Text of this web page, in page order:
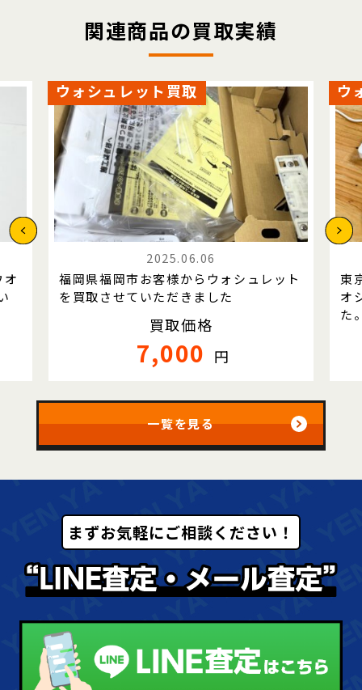
関連商品の買取実績
ウォシュレット買取
2025.06.06
福岡県福岡市お客様からウォシュレット
を買取させていただきました
買取価格
7,000 円
ウ
東
オ
た
一覧を見る
まずお気軽にご相談ください！